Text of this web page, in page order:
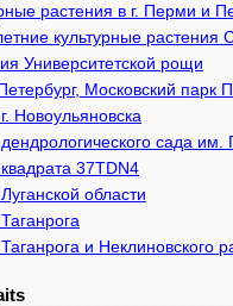
растения в г. Перми и
культурные растения
Университетской рощи
Московский парк
Новоульяновска
сада им.
37TDN4
области
и Неклиновского